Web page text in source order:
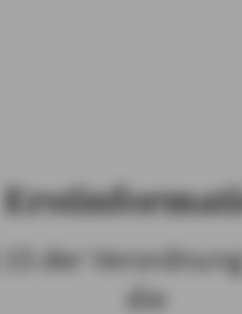
§ 15 der
die